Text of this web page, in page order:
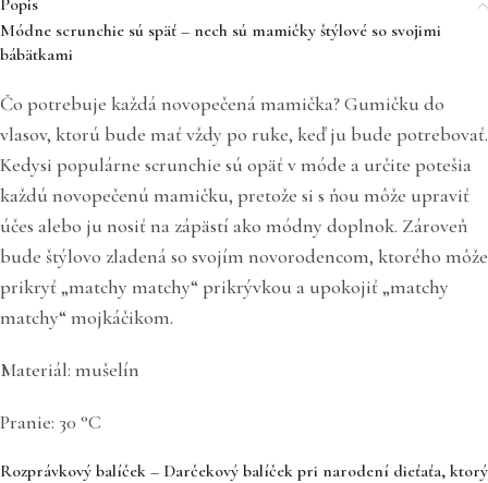
Popis
Módne scrunchie sú späť – nech sú mamičky štýlové so svojimi
bábätkami
Čo potrebuje každá novopečená mamička? Gumičku do
vlasov, ktorú bude mať vždy po ruke, keď ju bude potrebovať.
Kedysi populárne scrunchie sú opäť v móde a určite potešia
každú novopečenú mamičku, pretože si s ňou môže upraviť
účes alebo ju nosiť na zápästí ako módny doplnok. Zároveň
bude štýlovo zladená so svojím novorodencom, ktorého môže
prikryť „matchy matchy“ prikrývkou a upokojiť „matchy
matchy“ mojkáčikom.
Materiál: mušelín
Pranie: 30 °C
Rozprávkový balíček – Darčekový balíček pri narodení dieťaťa, ktorý